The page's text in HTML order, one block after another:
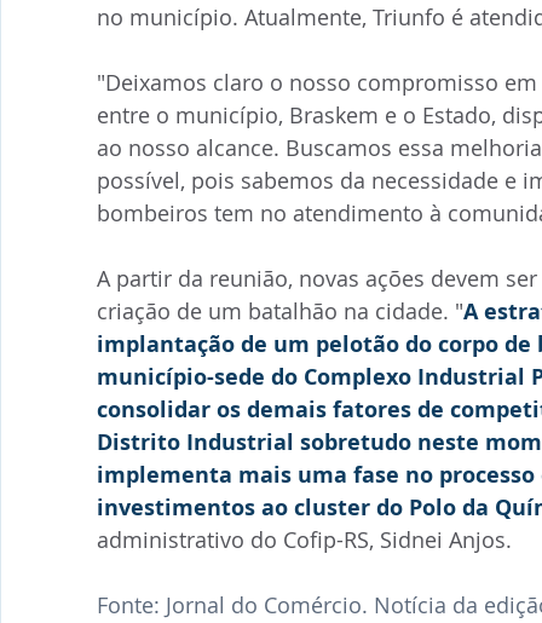
no município. Atualmente, Triunfo é
"Deixamos claro o nosso compromisso
entre o município, Braskem e o Estado,
ao nosso alcance. Buscamos essa
possível, pois sabemos da necessidade e
bombeiros tem no atendimento à
A partir da reunião, novas ações devem
criação de um batalhão na cidade. "A
implantação de um pelotão do corpo
município-sede do Complexo Industrial
consolidar os demais fatores de
Distrito Industrial sobretudo neste
implementa mais uma fase no
investimentos ao cluster do Polo da
administrativo do Cofip-RS, Sidnei Anjos.
Fonte: Jornal do Comércio. Notícia da